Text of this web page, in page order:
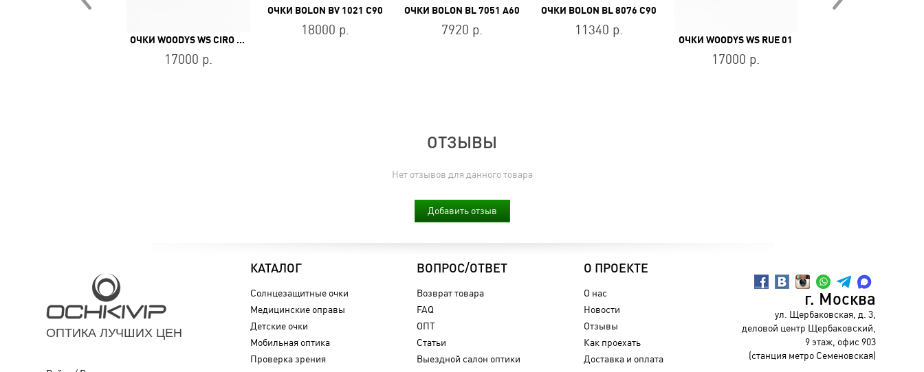
BOLON BL 3098 C20
ОЧКИ WOODYS WS CIRO 04
17000 р.
ОЧКИ BOLON BV 1021 C90
18000 р.
ОЧКИ BOLON BL 7051 A60
7920 р.
ОЧКИ BOLON BL 8076 C90
11340 р.
ОЧКИ WOODYS WS RUE 01
17000 р.
ОТЗЫВЫ
Нет отзывов для данного товара
Добавить отзыв
ОПТИКА ЛУЧШИХ ЦЕН
КАТАЛОГ
Солнцезащитные очки
Медицинские оправы
Детские очки
Мобильная оптика
Проверка зрения
ВОПРОС/ОТВЕТ
Возврат товара
FAQ
ОПТ
Статьи
Выездной салон оптики
О ПРОЕКТЕ
О нас
Новости
Отзывы
Как проехать
Доставка и оплата
г. Москва
ул. Щербаковская, д. 3,
деловой центр Щербаковский,
9 этаж, офис 903
(станция метро Семеновская)